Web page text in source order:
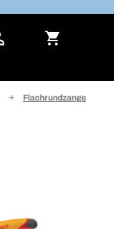
Flachrundzange